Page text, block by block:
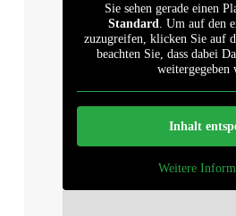
Sie sehen gerade einen
Standard
. Um auf den
zuzugreifen, klicken Sie auf
beachten Sie, dass dabei
weitergegeben
Inhalt
Weitere